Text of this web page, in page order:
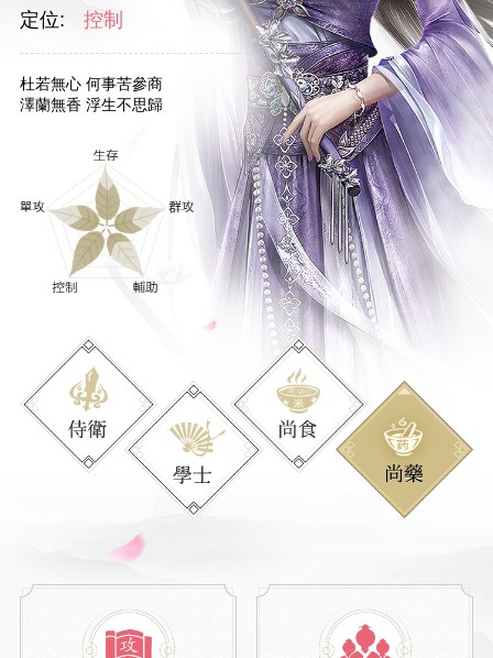
定位: 控制
杜若無心 何事苦參商
澤蘭無香 浮生不思歸